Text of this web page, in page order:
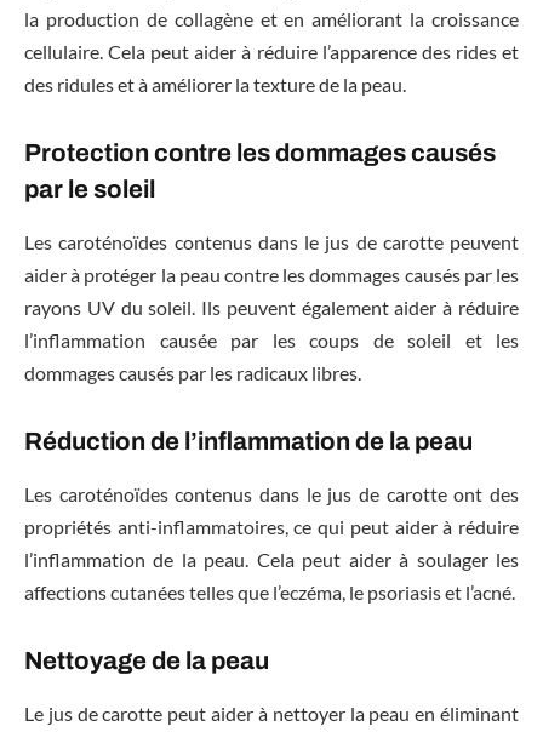
la production de collagène et en améliorant la croissance
cellulaire. Cela peut aider à réduire l’apparence des rides et
des ridules et à améliorer la texture de la peau.
Protection contre les dommages causés
par le soleil
Les caroténoïdes contenus dans le jus de carotte peuvent
aider à protéger la peau contre les dommages causés par les
rayons UV du soleil. Ils peuvent également aider à réduire
l’inflammation causée par les coups de soleil et les
dommages causés par les radicaux libres.
Réduction de l’inflammation de la peau
Les caroténoïdes contenus dans le jus de carotte ont des
propriétés anti-inflammatoires, ce qui peut aider à réduire
l’inflammation de la peau. Cela peut aider à soulager les
affections cutanées telles que l’eczéma, le psoriasis et l’acné.
Nettoyage de la peau
Le jus de carotte peut aider à nettoyer la peau en éliminant